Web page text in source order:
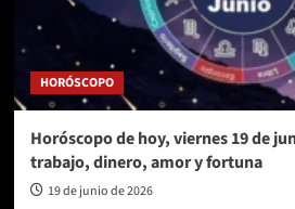
HORÓSCOPO
Horóscopo de hoy, viernes 19 de
trabajo, dinero, amor y fortuna
19 de junio de 2026